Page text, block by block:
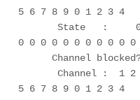
5 6 7 8 9 0 1 2 3 4
0 0 0 0 0 0 0 0 0 0 0
5 6 7 8 9 0 1 2 3 4